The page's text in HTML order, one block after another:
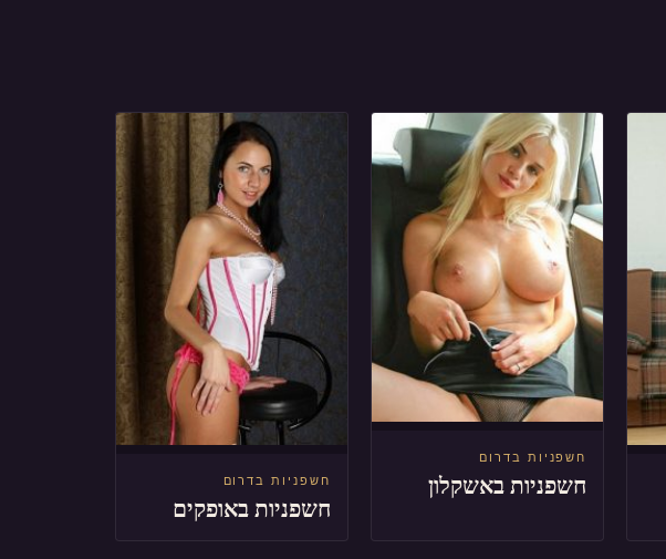
חשפניות בדרום
חשפניות באשקלון חשפניות בדרום
חשפניות באופקים